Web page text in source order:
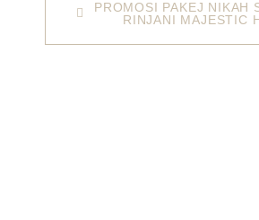
PROMOSI PAKEJ NIKAH
RINJANI MAJESTIC